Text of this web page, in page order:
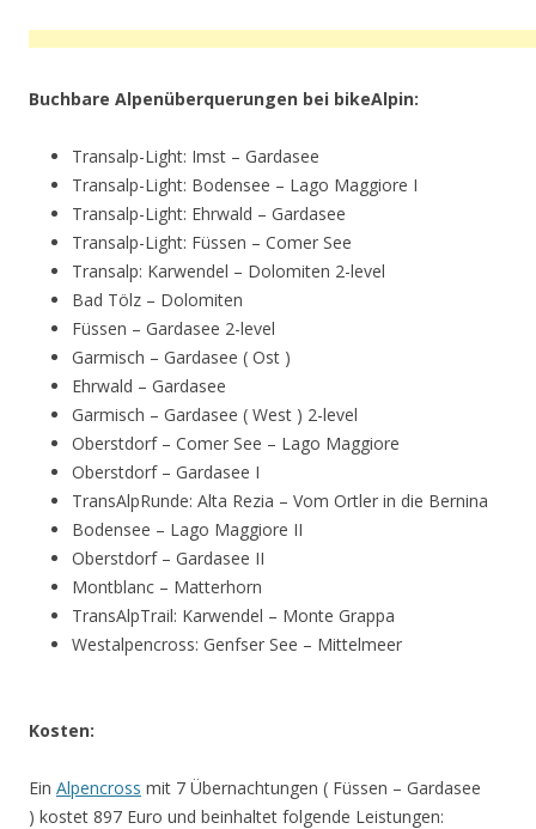
Buchbare Alpenüberquerungen bei bikeAlpin:
Transalp-Light: Imst – Gardasee
Transalp-Light: Bodensee – Lago Maggiore I
Transalp-Light: Ehrwald – Gardasee
Transalp-Light: Füssen – Comer See
Transalp: Karwendel – Dolomiten 2-level
Bad Tölz – Dolomiten
Füssen – Gardasee 2-level
Garmisch – Gardasee ( Ost )
Ehrwald – Gardasee
Garmisch – Gardasee ( West ) 2-level
Oberstdorf – Comer See – Lago Maggiore
Oberstdorf – Gardasee I
TransAlpRunde: Alta Rezia – Vom Ortler in die Bernina
Bodensee – Lago Maggiore II
Oberstdorf – Gardasee II
Montblanc – Matterhorn
TransAlpTrail: Karwendel – Monte Grappa
Westalpencross: Genfser See – Mittelmeer
Kosten:
Ein Alpencross mit 7 Übernachtungen ( Füssen – Gardasee
) kostet 897 Euro und beinhaltet folgende Leistungen: